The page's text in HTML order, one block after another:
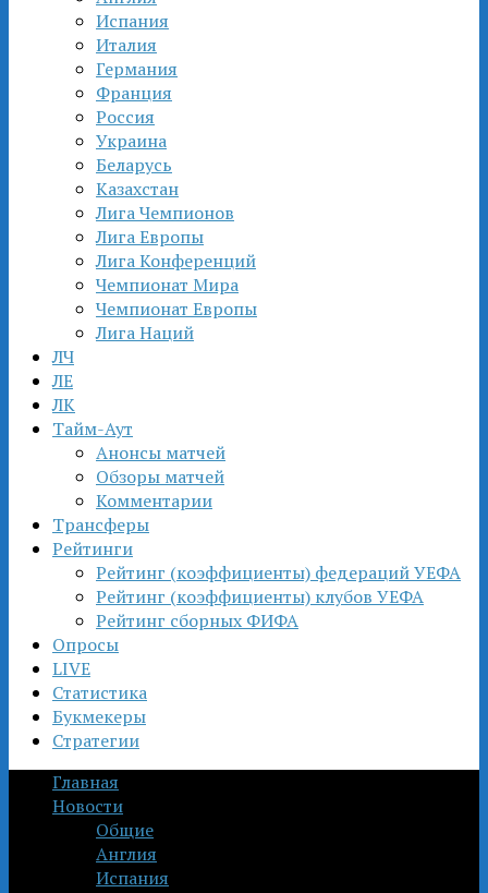
Испания
Италия
Германия
Франция
Россия
Украина
Беларусь
Казахстан
Лига Чемпионов
Лига Европы
Лига Конференций
Чемпионат Мира
Чемпионат Европы
Лига Наций
ЛЧ
ЛЕ
ЛК
Тайм-Аут
Анонсы матчей
Обзоры матчей
Комментарии
Трансферы
Рейтинги
Рейтинг (коэффициенты) федераций УЕФА
Рейтинг (коэффициенты) клубов УЕФА
Рейтинг сборных ФИФА
Опросы
LIVE
Статистика
Букмекеры
Стратегии
Главная
Новости
Общие
Англия
Испания